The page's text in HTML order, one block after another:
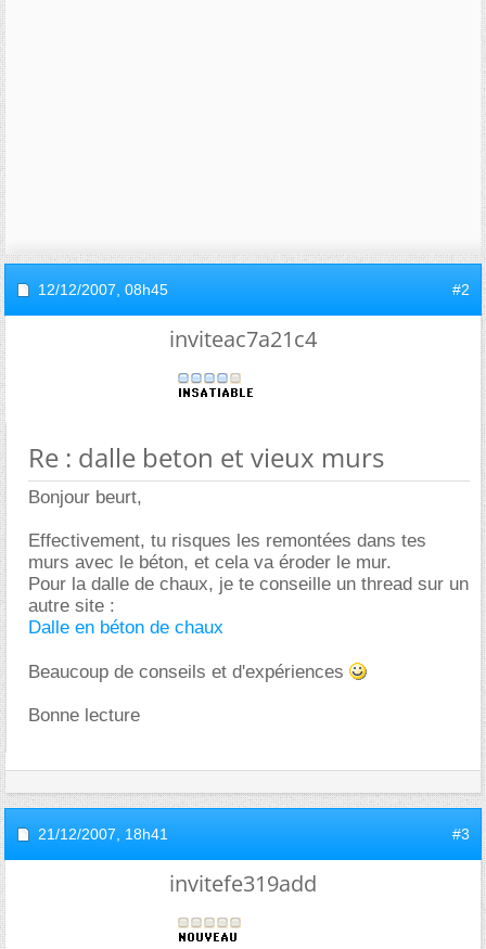
12/12/2007, 08h45 #2
inviteac7a21c4
Re : dalle beton et vieux murs
Bonjour beurt,
Effectivement, tu risques les remontées dans tes
murs avec le béton, et cela va éroder le mur.
Pour la dalle de chaux, je te conseille un thread sur un
autre site :
Dalle en béton de chaux
Beaucoup de conseils et d'expériences
Bonne lecture
21/12/2007, 18h41 #3
invitefe319add